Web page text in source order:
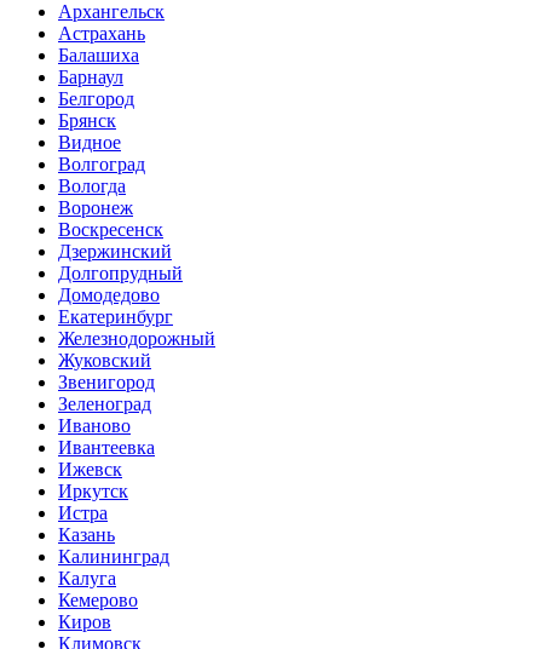
Архангельск
Астрахань
Балашиха
Барнаул
Белгород
Брянск
Видное
Волгоград
Вологда
Воронеж
Воскресенск
Дзержинский
Долгопрудный
Домодедово
Екатеринбург
Железнодорожный
Жуковский
Звенигород
Зеленоград
Иваново
Ивантеевка
Ижевск
Иркутск
Истра
Казань
Калининград
Калуга
Кемерово
Киров
Климовск